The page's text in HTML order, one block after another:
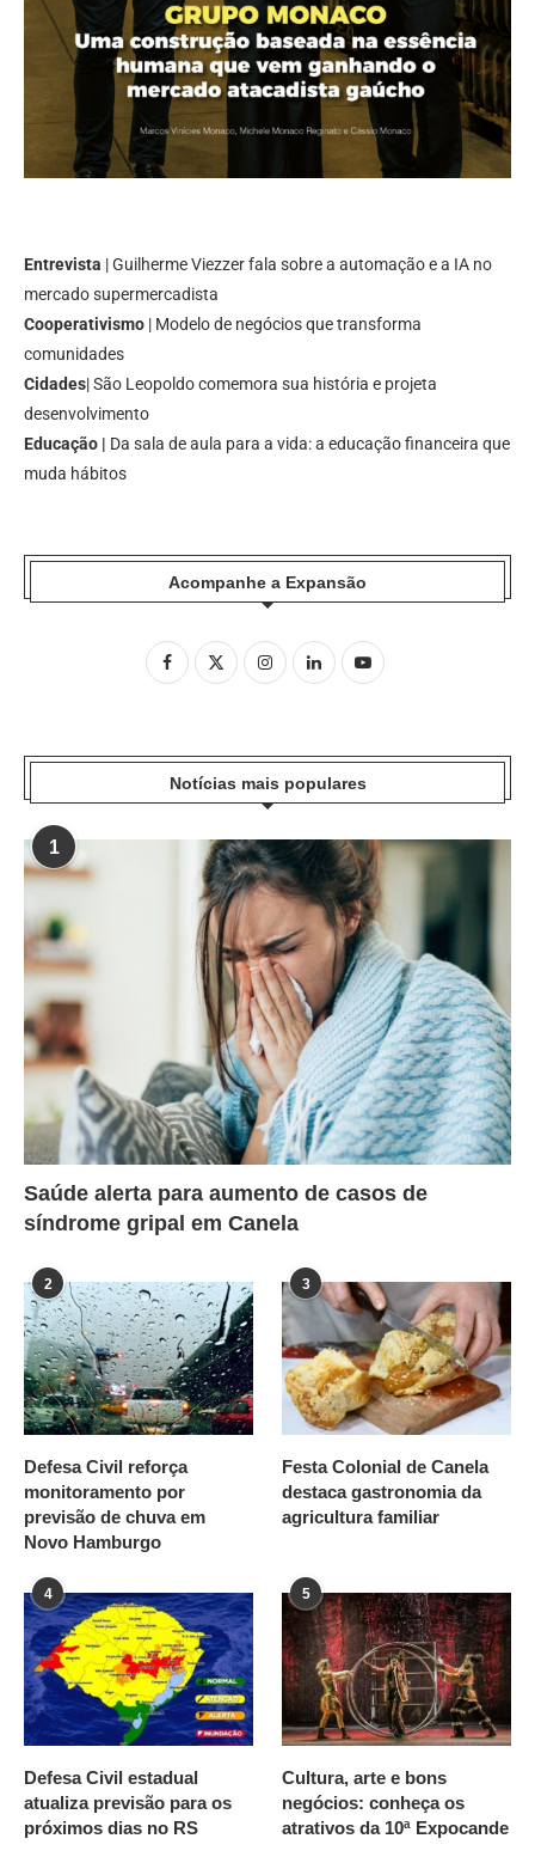
Entrevista | Guilherme Viezzer fala sobre a automação e a IA no
mercado supermercadista
Cooperativismo | Modelo de negócios que transforma
comunidades
Cidades| São Leopoldo comemora sua história e projeta
desenvolvimento
Educação | Da sala de aula para a vida: a educação financeira que
muda hábitos
Acompanhe a Expansão
Notícias mais populares
1
Saúde alerta para aumento de casos de
síndrome gripal em Canela
2
Defesa Civil reforça
monitoramento por
previsão de chuva em
Novo Hamburgo
3
Festa Colonial de Canela
destaca gastronomia da
agricultura familiar
4
Defesa Civil estadual
atualiza previsão para os
próximos dias no RS
5
Cultura, arte e bons
negócios: conheça os
atrativos da 10ª Expocande